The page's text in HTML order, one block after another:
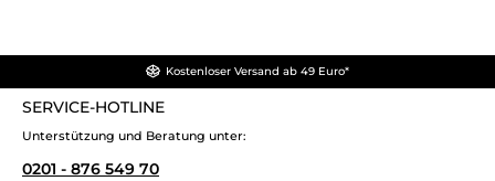
Kostenloser Versand ab 49 Euro*
SERVICE-HOTLINE
Unterstützung und Beratung unter:
0201 - 876 549 70